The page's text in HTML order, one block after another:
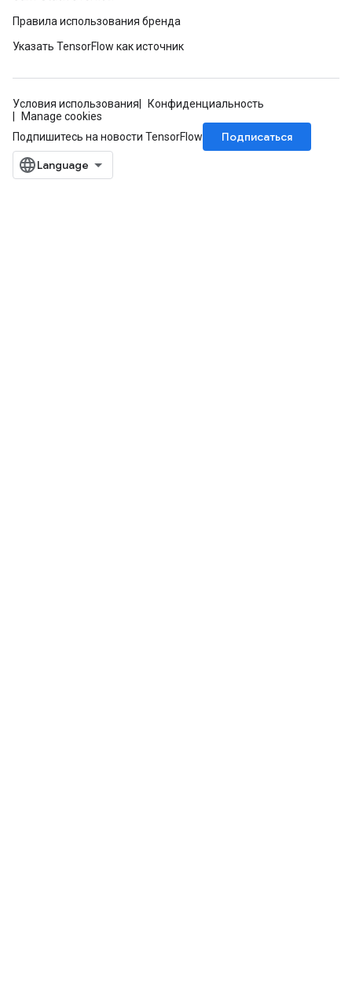
Правила использования бренда
Указать TensorFlow как источник
Условия использования
Конфиденциальность
Manage cookies
Подпишитесь на новости TensorFlow
Подписаться